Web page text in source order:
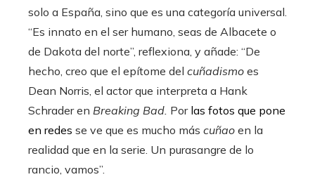
solo a España, sino que es una categoría universal.
“Es innato en el ser humano, seas de Albacete o
de Dakota del norte”, reflexiona, y añade: “De
hecho, creo que el epítome del cuñadismo es
Dean Norris, el actor que interpreta a Hank
Schrader en Breaking Bad. Por las fotos que pone
en redes se ve que es mucho más cuñao en la
realidad que en la serie. Un purasangre de lo
rancio, vamos”.